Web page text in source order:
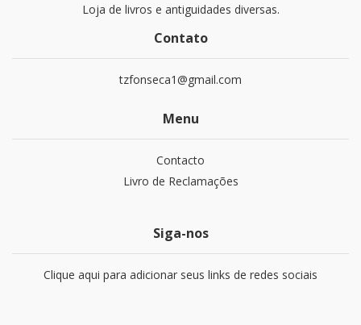
Loja de livros e antiguidades diversas.
Contato
tzfonseca1@gmail.com
Menu
Contacto
Livro de Reclamações
Siga-nos
Clique aqui para adicionar seus links de redes sociais